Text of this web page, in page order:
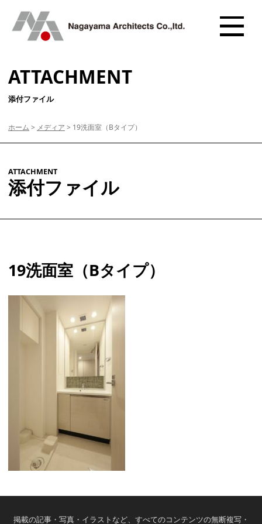
ATTACHMENT
添付ファイル
ホーム > メディア > 19洗面室（Bタイプ）
ATTACHMENT
添付ファイル
19洗面室（Bタイプ）
掲載の記事・写真・イラストなど、すべてのコンテンツの無断複写・